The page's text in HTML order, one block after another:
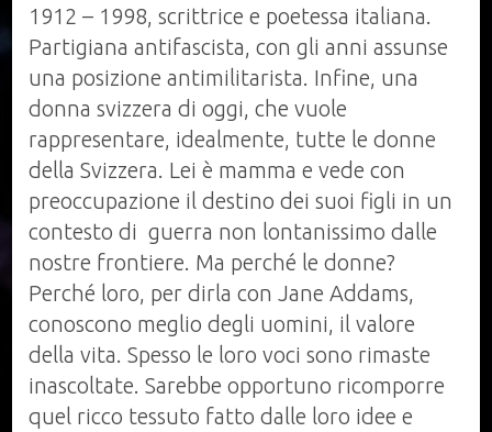
1912 – 1998, scrittrice e poetessa italiana.
Partigiana antifascista, con gli anni assunse
una posizione antimilitarista. Infine, una
donna svizzera di oggi, che vuole
rappresentare, idealmente, tutte le donne
della Svizzera. Lei è mamma e vede con
preoccupazione il destino dei suoi figli in un
contesto di guerra non lontanissimo dalle
nostre frontiere. Ma perché le donne?
Perché loro, per dirla con Jane Addams,
conoscono meglio degli uomini, il valore
della vita. Spesso le loro voci sono rimaste
inascoltate. Sarebbe opportuno ricomporre
quel ricco tessuto fatto dalle loro idee e